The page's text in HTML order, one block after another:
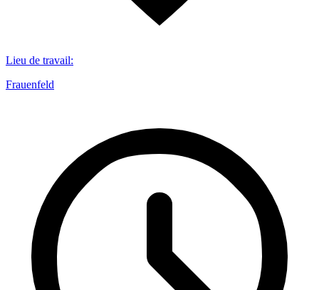
Lieu de travail:
Frauenfeld